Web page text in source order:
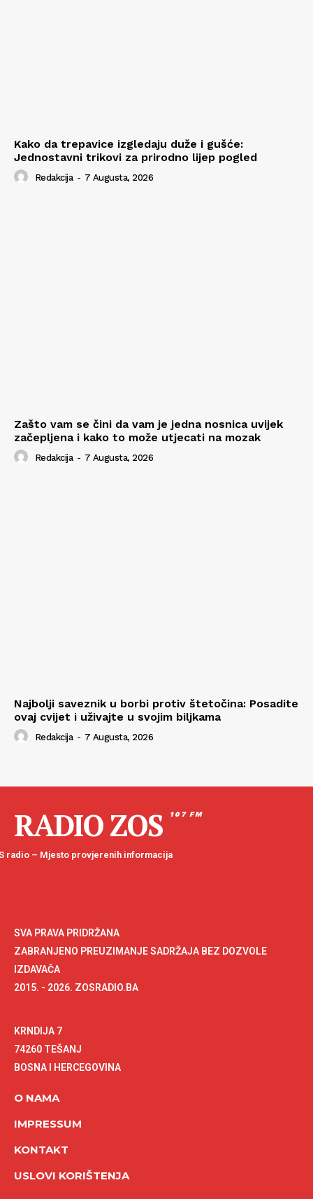
Kako da trepavice izgledaju duže i gušće:
Jednostavni trikovi za prirodno lijep pogled
Redakcija - 7 Augusta, 2026
Zašto vam se čini da vam je jedna nosnica uvijek
začepljena i kako to može utjecati na mozak
Redakcija - 7 Augusta, 2026
Najbolji saveznik u borbi protiv štetočina: Posadite
ovaj cvijet i uživajte u svojim biljkama
Redakcija - 7 Augusta, 2026
RADIO ZOS 107 FM
radio – Mjesto provjerenih informacija
SVA PRAVA PRIDRŽANA
ZABRANJENO PREUZIMANJE SADRŽAJA BEZ DOZVOLE
IZDAVAČA
2015. - 2026. ZOSRADIO.BA
KRNDIJA 7
74260 TEŠANJ
BOSNA I HERCEGOVINA
O NAMA
IMPRESSUM
KONTAKT
USLOVI KORIŠTENJA